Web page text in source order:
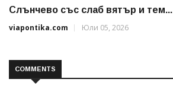
Слънчево със слаб вятър и тем...
viapontika.com
Юли 05, 2026
COMMENTS